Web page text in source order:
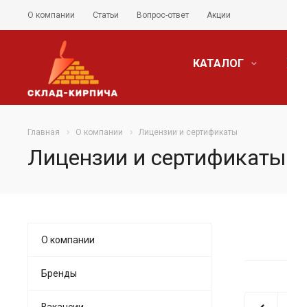
О компании Статьи Вопрос-ответ Акции
КАТАЛОГ
Главная О компании Лицензии и сертификаты
Лицензии и сертификаты
О компании
Бренды